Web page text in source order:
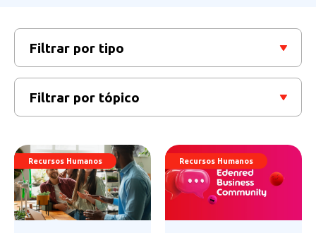
Filtrar por tipo
Filtrar por tópico
Recursos Humanos Recursos Humanos